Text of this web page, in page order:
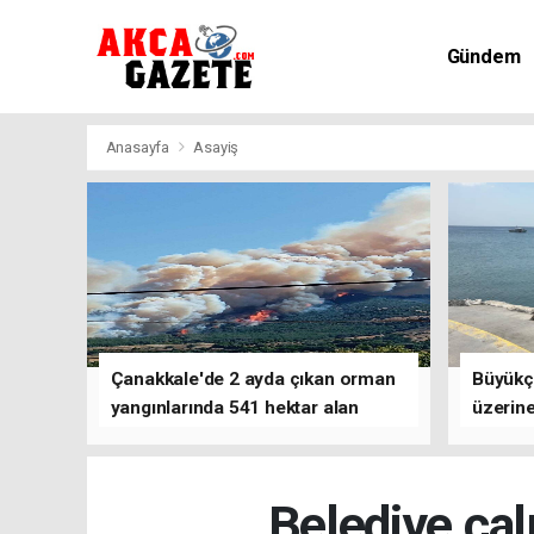
Gündem
Anasayfa Asayiş
Çanakkale'de 2 ayda çıkan orman
yangınlarında 541 hektar alan